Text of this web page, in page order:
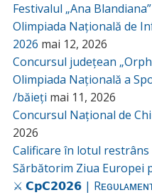
Festivalul „Ana Blandiana”
Olimpiada Națională de
2026 mai 12, 2026
Concursul județean
Olimpiada Națională a
/băieți mai 11, 2026
Concursul Național de
2026
Calificare în lotul restrâns
Sărbătorim Ziua Europei
⚔️ 𝗖𝗽𝗖𝟮𝟬𝟮𝟲 |